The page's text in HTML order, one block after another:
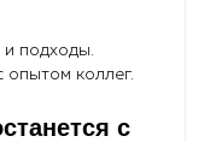
подходы.
опытом коллег.
с